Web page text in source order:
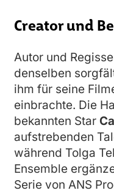
Creator und
Autor und
denselben
ihm für seine
einbrachte. Die
bekannten Star
aufstrebenden
während Tolga
Ensemble
Serie von ANS